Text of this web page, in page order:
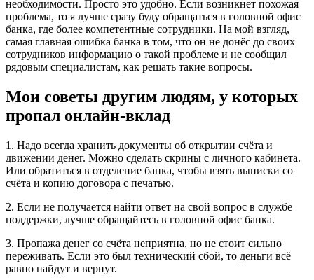
необходимости. Просто это удобно. Если возникнет похожая
проблема, то я лучше сразу буду обращаться в головной офис
банка, где более компетентные сотрудники. На мой взгляд,
самая главная ошибка банка в том, что он не донёс до своих
сотрудников информацию о такой проблеме и не сообщил
рядовым специалистам, как решать такие вопросы.
Мои советы другим людям, у которых
пропал онлайн-вклад
1. Надо всегда хранить документы об открытии счёта и
движении денег. Можно сделать скрины с личного кабинета.
Или обратиться в отделение банка, чтобы взять выписки со
счёта и копию договора с печатью.
2. Если не получается найти ответ на свой вопрос в службе
поддержки, лучше обращайтесь в головной офис банка.
3. Пропажа денег со счёта неприятна, но не стоит сильно
переживать. Если это был технический сбой, то деньги всё
равно найдут и вернут.